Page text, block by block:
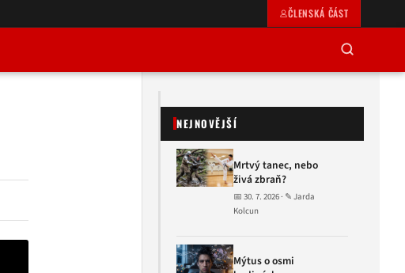
ČLENSKÁ ČÁST
NEJNOVĚJŠÍ
Mrtvý tanec, nebo
živá zbraň?
📅 30. 7. 2026 · ✎ Jarda
Kolcun
Mýtus o osmi